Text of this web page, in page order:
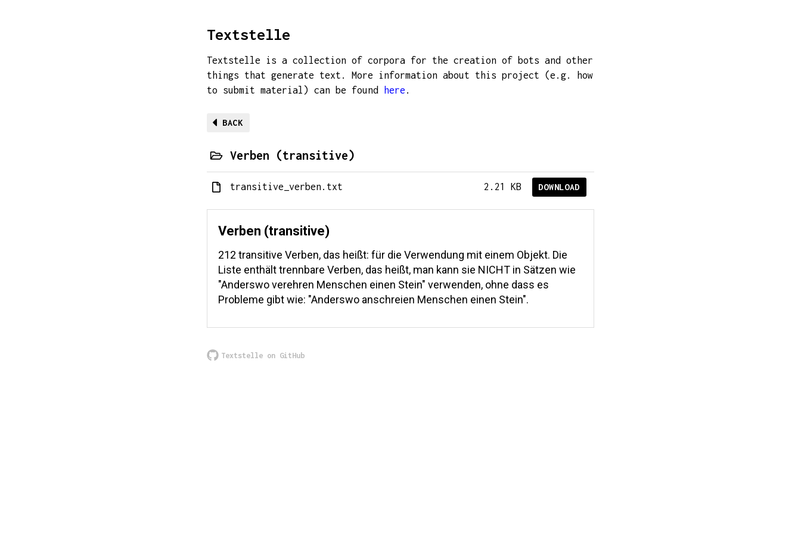
Textstelle
Textstelle is a collection of corpora for the creation of bots and other
things that generate text. More information about this project (e.g. how
to submit material) can be found
here .
BACK
Verben (transitive)
transitive_verben.txt 2.21 KB DOWNLOAD
Verben (transitive)
212 transitive Verben, das heißt: für die Verwendung mit einem Objekt. Die
Liste enthält trennbare Verben, das heißt, man kann sie NICHT in Sätzen wie
"Anderswo verehren Menschen einen Stein" verwenden, ohne dass es
Probleme gibt wie: "Anderswo anschreien Menschen einen Stein".
Textstelle on GitHub